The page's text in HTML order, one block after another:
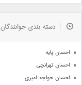
مذهبی
جدیدترین ها
دسته بندی خوانندگان
احسان پایه
احسان تهرانچی
احسان خواجه امیری